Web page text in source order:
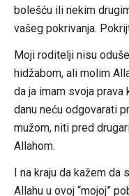
bolešću ili nekim
vašeg pokrivanja.
Moji roditelji nisu
hidžabom, ali molim
da ja imam svoja
danu neću odgovarati
mužom, niti pred
Allahom.
I na kraju da kažem da
Allahu u ovoj “mojoj”